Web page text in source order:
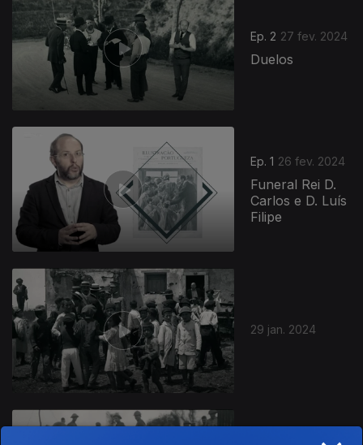
Ep. 2 27 fev. 2024
Duelos
Ep. 1 26 fev. 2024
Funeral Rei D.
Carlos e D. Luís
Filipe
29 jan. 2024